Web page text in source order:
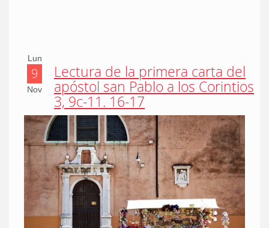
Lun
9
Nov
Lectura de la primera carta del
apóstol san Pablo a los Corintios
3, 9c-11. 16-17